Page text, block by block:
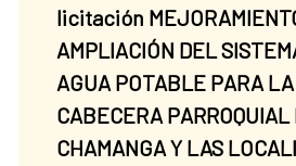
licitación
AMPLIACIÓN DEL
AGUA POTABLE PARA LA
CABECERA PARROQUIAL
CHAMANGA Y LAS